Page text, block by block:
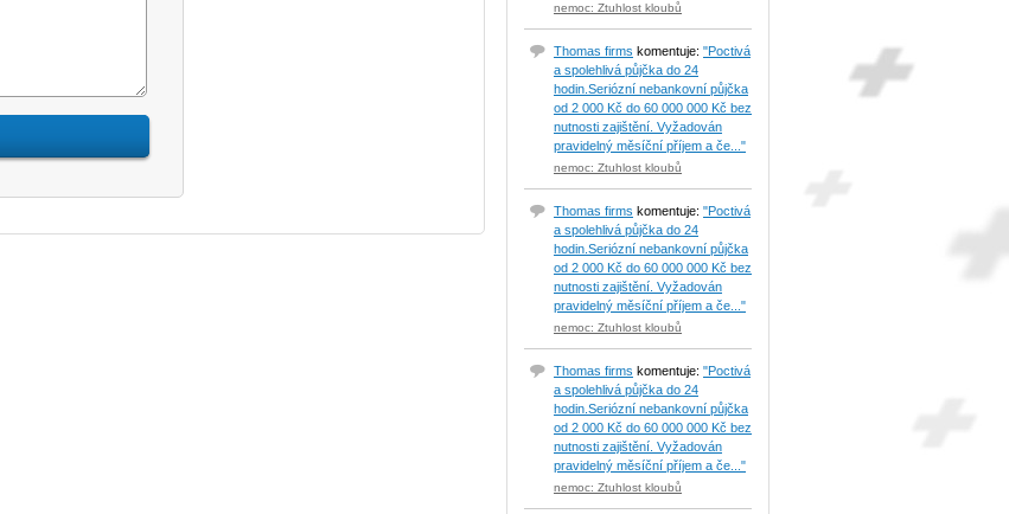
nemoc: Ztuhlost kloubů
Thomas firms komentuje: "Poctivá
a spolehlivá půjčka do 24
hodin.Seriózní nebankovní půjčka
od 2 000 Kč do 60 000 000 Kč bez
nutnosti zajištění. Vyžadován
pravidelný měsíční příjem a če..."
nemoc: Ztuhlost kloubů
Thomas firms komentuje: "Poctivá
a spolehlivá půjčka do 24
hodin.Seriózní nebankovní půjčka
od 2 000 Kč do 60 000 000 Kč bez
nutnosti zajištění. Vyžadován
pravidelný měsíční příjem a če..."
nemoc: Ztuhlost kloubů
Thomas firms komentuje: "Poctivá
a spolehlivá půjčka do 24
hodin.Seriózní nebankovní půjčka
od 2 000 Kč do 60 000 000 Kč bez
nutnosti zajištění. Vyžadován
pravidelný měsíční příjem a če..."
nemoc: Ztuhlost kloubů